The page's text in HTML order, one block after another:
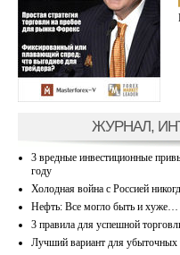
ЖУРНАЛ,
3 вредные инвестиционные
году
Холодная война с Россией
Нефть: Все могло быть и хуже…
3 правила для успешной
Лучший вариант для